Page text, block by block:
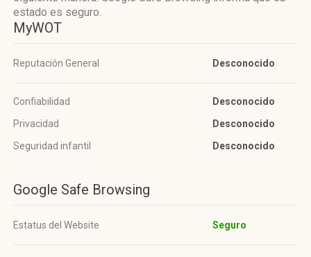
estado es seguro.
MyWOT
Reputación General Desconocido
Confiabilidad
Desconocido
Privacidad
Desconocido
Seguridad infantil
Desconocido
Google Safe Browsing
Estatus del Website Seguro